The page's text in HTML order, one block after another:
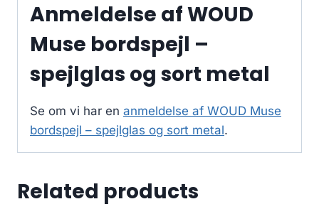
Anmeldelse af WOUD
Muse bordspejl –
spejlglas og sort metal
Se om vi har en anmeldelse af WOUD Muse
bordspejl – spejlglas og sort metal.
Related products